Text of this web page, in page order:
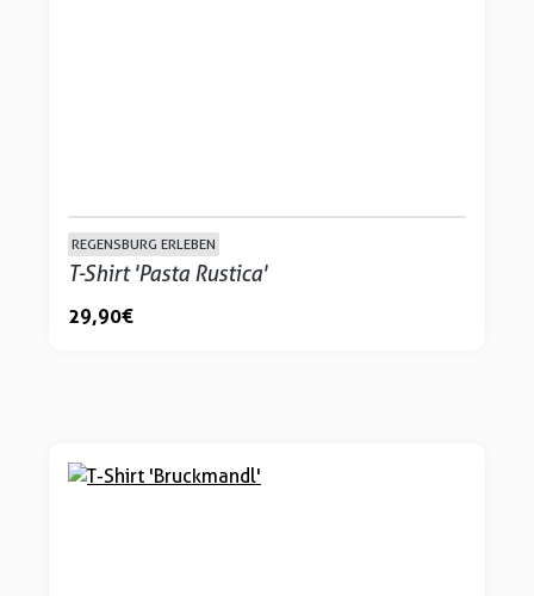
REGENSBURG ERLEBEN
T-Shirt 'Pasta Rustica'
29,90 €